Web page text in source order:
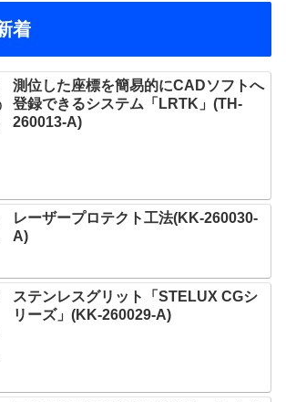
着
測位した座標を簡易的にCADソフトへ
登録できるシステム「LRTK」(TH-
260013-A)
レーザープロテクト⼯法(KK-260030-
A)
ステンレスグリット「STELUX CGシ
リーズ」(KK-260029-A)